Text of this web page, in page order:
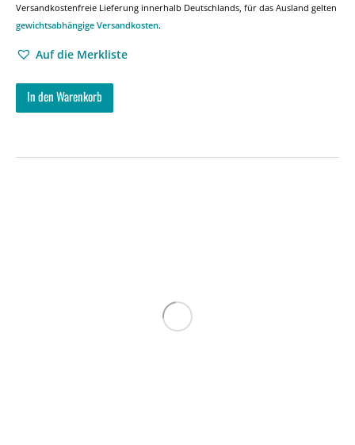
Versandkostenfreie Lieferung innerhalb Deutschlands, für das Ausland gelten
gewichtsabhängige Versandkosten.
Auf die Merkliste
In den Warenkorb